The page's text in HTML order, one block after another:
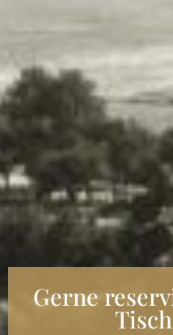
Gerne